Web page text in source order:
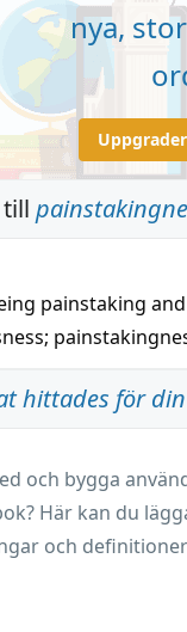
nya,
painstaking
;
hittades för
och bygga
Här kan du
och